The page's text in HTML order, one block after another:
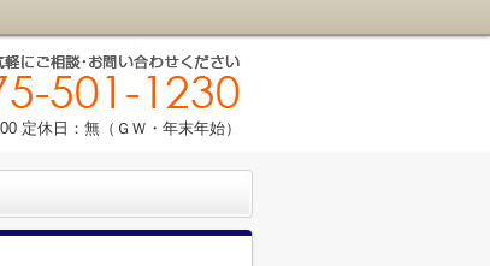
定休日：無（ＧＷ・年末年始）